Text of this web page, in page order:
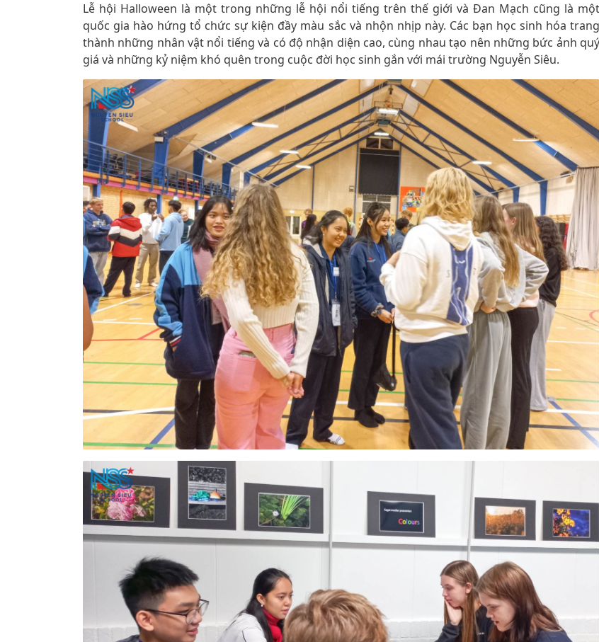
Lễ hội Halloween là một trong những lễ hội nổi tiếng trên thế giới và Đan Mạch cũng là một
quốc gia hào hứng tổ chức sự kiện đầy màu sắc và nhộn nhịp này. Các bạn học sinh hóa trang
thành những nhân vật nổi tiếng và có độ nhận diện cao, cùng nhau tạo nên những bức ảnh quý
giá và những kỷ niệm khó quên trong cuộc đời học sinh gắn với mái trường Nguyễn Siêu.